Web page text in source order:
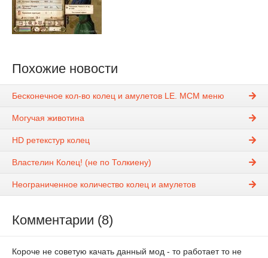
Похожие новости
Бесконечное кол-во колец и амулетов LE. MCM меню
Могучая животина
HD ретекстур колец
Властелин Колец! (не по Толкиену)
Неограниченное количество колец и амулетов
Комментарии (8)
Короче не советую качать данный мод - то работает то не